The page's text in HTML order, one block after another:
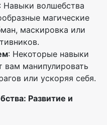
: Навыки волшебства
магические
маскировка или
: Некоторые навыки
вам манипулировать
или ускоряя себя.
Развитие и